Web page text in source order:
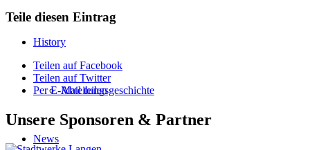
History
Abteilungsgeschichte
News
Teile diesen Eintrag
Teilen auf Facebook
Teilen auf Twitter
Per E-Mail teilen
Unsere Sponsoren & Partner